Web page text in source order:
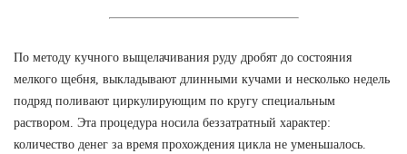
По методу кучного выщелачивания руду дробят до состояния
мелкого щебня, выкладывают длинными кучами и несколько недель
подряд поливают циркулирующим по кругу специальным
раствором. Эта процедура носила беззатратный характер:
количество денег за время прохождения цикла не уменьшалось.